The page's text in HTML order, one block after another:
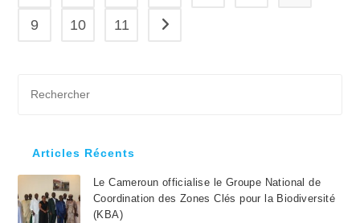
9 10 11 Aller à la page suivante
Articles Récents
Le Cameroun officialise le Groupe National de
Coordination des Zones Clés pour la Biodiversité
(KBA)